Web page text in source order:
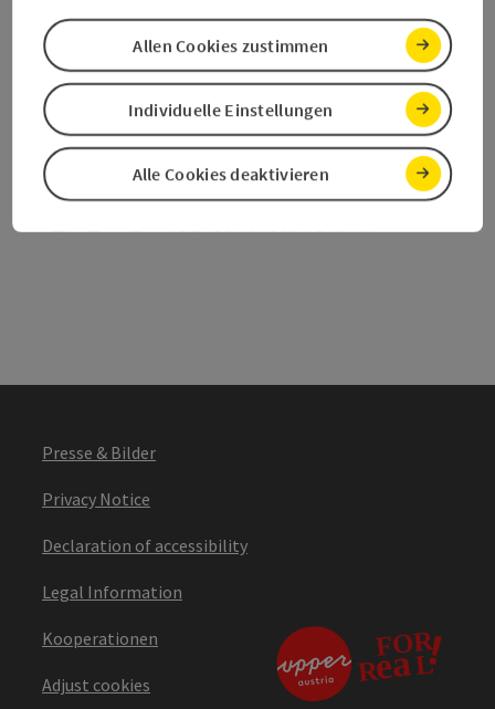
Go to shortlist
Create PDF
Nearby
powered byTOURDATA
Presse & Bilder
Privacy Notice
Declaration of accessibility
Legal Information
Kooperationen
Adjust cookies
Alle Cookies deaktivieren
Individuelle Einstellungen
Allen Cookies zustimmen